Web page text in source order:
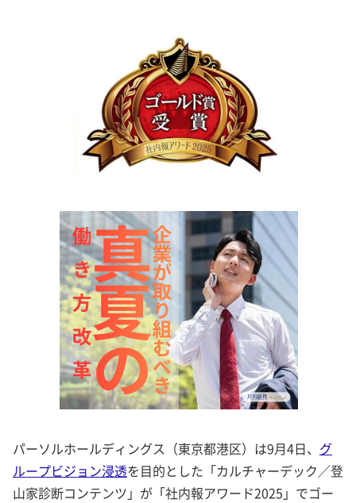
パーソルホールディングス（東京都港区）は9月4日、 グ
ループビジョン浸透を目的とした「カルチャーデック／登
山家診断コンテンツ」が「社内報アワード2025」でゴー